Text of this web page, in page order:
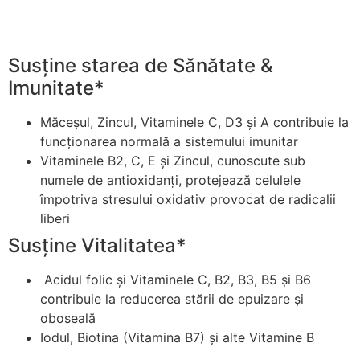
Susține starea de Sănătate &
Imunitate*
Măceșul, Zincul, Vitaminele C, D3 și A contribuie la
funcționarea normală a sistemului imunitar
Vitaminele B2, C, E și Zincul, cunoscute sub
numele de antioxidanți, protejează celulele
împotriva stresului oxidativ provocat de radicalii
liberi
Susține Vitalitatea*
Acidul folic și Vitaminele C, B2, B3, B5 și B6
contribuie la reducerea stării de epuizare și
oboseală
Iodul, Biotina (Vitamina B7) și alte Vitamine B